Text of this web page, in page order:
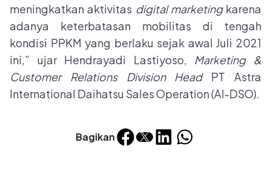
Bagikan
meningkatkan aktivitas digital marketingkarena
adanya keterbatasan mobilitas di tengah
kondisi PPKM yang berlaku sejak awal Juli 2021
ini,” ujar Hendrayadi Lastiyoso, Marketing &
Customer Relations Division Head PT Astra
International Daihatsu Sales Operation (AI-DSO).